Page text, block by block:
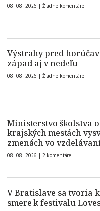
08. 08. 2026 | Žiadne komentáre
Výstrahy pred
západ aj v nedeľu
08. 08. 2026 | Žiadne komentáre
Ministerstvo školstva
krajských mestách
zmenách vo
08. 08. 2026 | 2 komentáre
V Bratislave sa tvoria
smere k festivalu